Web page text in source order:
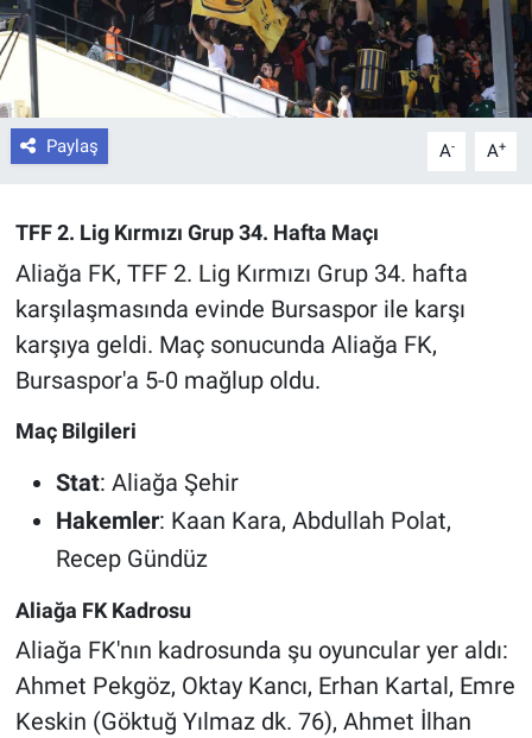
Paylaş A- A+
TFF 2. Lig Kırmızı Grup 34. Hafta Maçı
Aliağa FK, TFF 2. Lig Kırmızı Grup 34. hafta
karşılaşmasında evinde Bursaspor ile karşı
karşıya geldi. Maç sonucunda Aliağa FK,
Bursaspor'a 5-0 mağlup oldu.
Maç Bilgileri
Stat: Aliağa Şehir
Hakemler: Kaan Kara, Abdullah Polat,
Recep Gündüz
Aliağa FK Kadrosu
Aliağa FK'nın kadrosunda şu oyuncular yer aldı:
Ahmet Pekgöz, Oktay Kancı, Erhan Kartal, Emre
Keskin (Göktuğ Yılmaz dk. 76), Ahmet İlhan